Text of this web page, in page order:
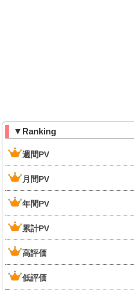
▼Ranking
週間PV
月間PV
年間PV
累計PV
高評価
低評価